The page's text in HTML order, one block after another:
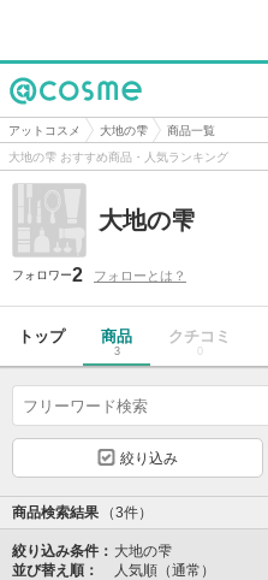
@cosme
アットコスメ 大地の雫
商品一覧
大地の雫 おすすめ商品・人気ランキング
大地の雫
フォロワー2 フォローとは？
トップ 商品
3
クチコミ
0
絞り込み
商品検索結果 （3件）
絞り込み条件： 大地の雫
並び替え順：
人気順（通常）